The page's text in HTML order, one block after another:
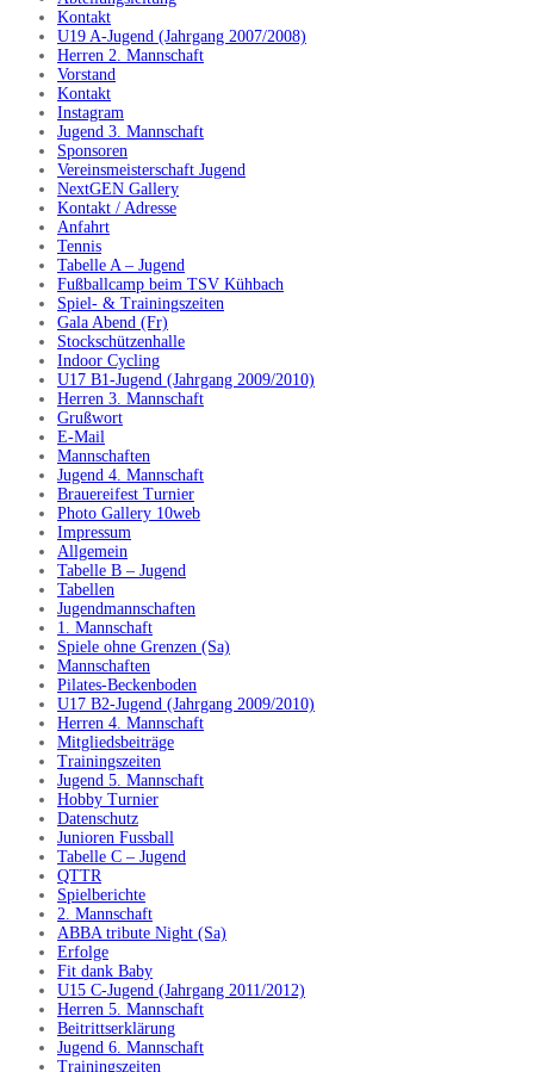
Kontakt
U19 A-Jugend (Jahrgang 2007/2008)
Herren 2. Mannschaft
Vorstand
Kontakt
Instagram
Jugend 3. Mannschaft
Sponsoren
Vereinsmeisterschaft Jugend
NextGEN Gallery
Kontakt / Adresse
Anfahrt
Tennis
Tabelle A – Jugend
Fußballcamp beim TSV Kühbach
Spiel- & Trainingszeiten
Gala Abend (Fr)
Stockschützenhalle
Indoor Cycling
U17 B1-Jugend (Jahrgang 2009/2010)
Herren 3. Mannschaft
Grußwort
E-Mail
Mannschaften
Jugend 4. Mannschaft
Brauereifest Turnier
Photo Gallery 10web
Impressum
Allgemein
Tabelle B – Jugend
Tabellen
Jugendmannschaften
1. Mannschaft
Spiele ohne Grenzen (Sa)
Mannschaften
Pilates-Beckenboden
U17 B2-Jugend (Jahrgang 2009/2010)
Herren 4. Mannschaft
Mitgliedsbeiträge
Trainingszeiten
Jugend 5. Mannschaft
Hobby Turnier
Datenschutz
Junioren Fussball
Tabelle C – Jugend
QTTR
Spielberichte
2. Mannschaft
ABBA tribute Night (Sa)
Erfolge
Fit dank Baby
U15 C-Jugend (Jahrgang 2011/2012)
Herren 5. Mannschaft
Beitrittserklärung
Jugend 6. Mannschaft
Trainingszeiten